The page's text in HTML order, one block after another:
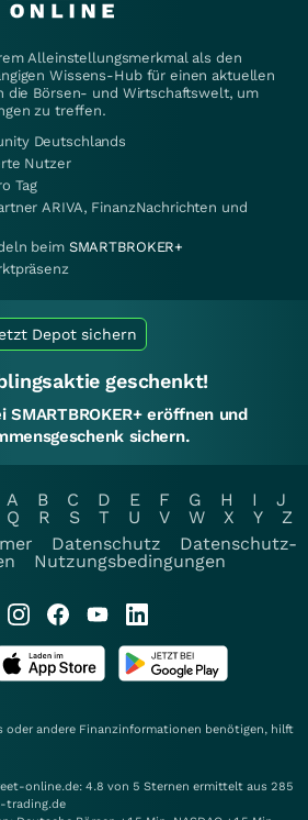
Alleinstellungsmerkmal als den
Wissens-Hub für einen aktuellen
die Börsen- und Wirtschaftswelt, um
zu treffen.
Deutschlands
Nutzer
Tag
ARIVA, FinanzNachrichten und
beim SMARTBROKER+
Depot sichern
geschenkt!
eröffnen und
sichern.
A B C D E F G H I
J
Q R S T U V W X Y
Z
Datenschutz
Datenschutz-
Nutzungsbedingungen
oder andere Finanzinformationen benötigen, hilft
online.de: 4.8 von 5 Sternen ermittelt aus 285
trading.de